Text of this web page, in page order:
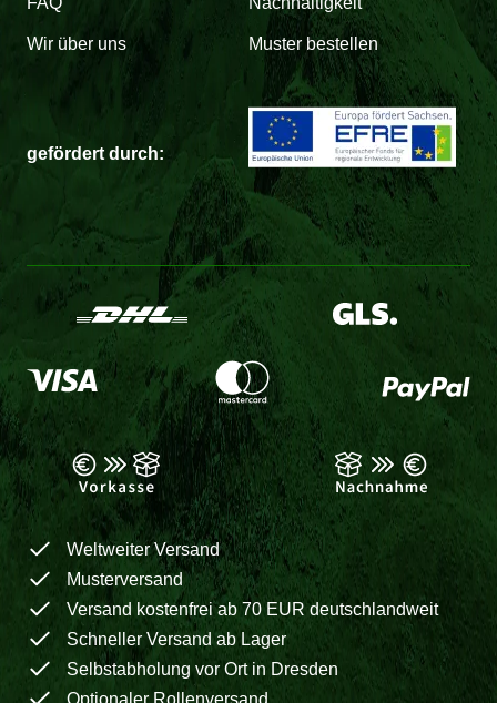
Wir über uns Muster bestellen
gefördert durch:
Weltweiter Versand
Musterversand
Versand kostenfrei ab 70 EUR deutschlandweit
Schneller Versand ab Lager
Selbstabholung vor Ort in Dresden
Optionaler Rollenversand